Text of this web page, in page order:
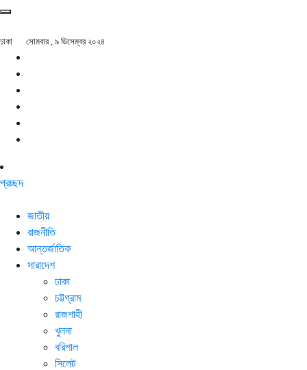
ঢাকা সোমবার , ৯ ডিসেম্বর ২০২৪
প্রচ্ছদ
জাতীয়
রাজনীতি
আন্তর্জাতিক
সারাদেশ
ঢাকা
চট্টগ্রাম
রাজশাহী
খুলনা
বরিশাল
সিলেট